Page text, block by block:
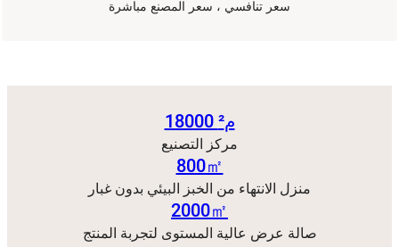
سعر تنافسي ، سعر المصنع مباشرة
18000 م²
مركز التصنيع
800㎡
منزل الانتهاء من الخبز البيئي بدون غبار
2000㎡
صالة عرض عالية المستوى لتجربة المنتج